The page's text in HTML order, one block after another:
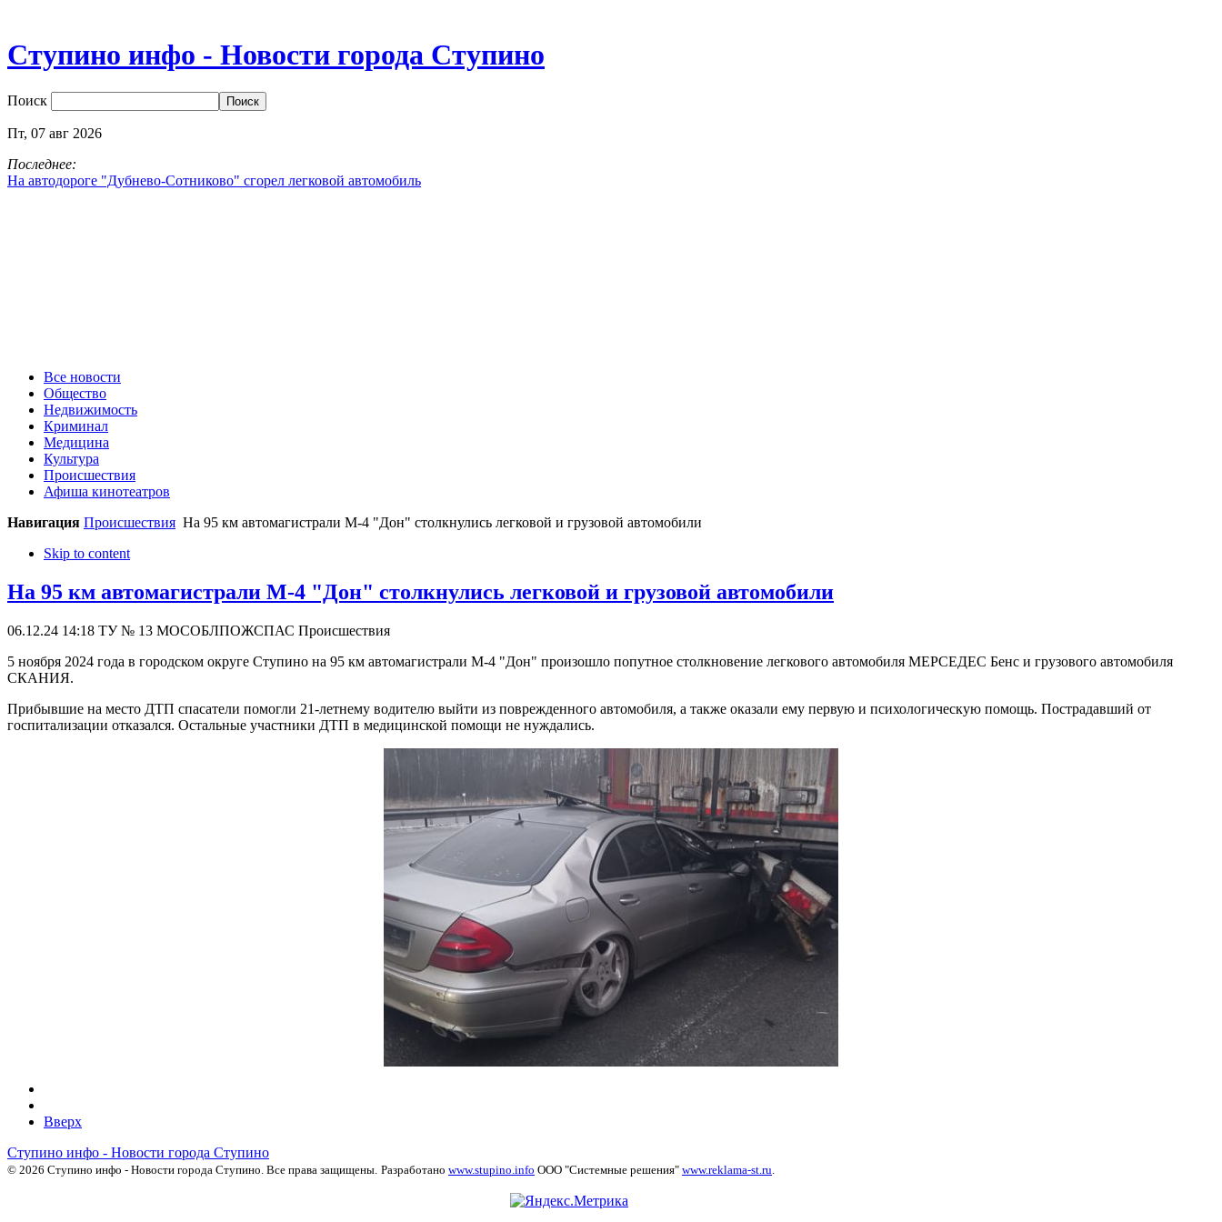
Ступино инфо - Новости города Ступино
Поиск
Пт, 07 авг 2026
Последнее:
На автодороге "Дубнево‑Сотниково" сгорел легковой автомобиль
Все новости
Общество
Недвижимость
Криминал
Медицина
Культура
Происшествия
Афиша кинотеатров
Навигация Происшествия На 95 км автомагистрали М-4 "Дон" столкнулись легковой и грузовой автомобили
Skip to content
На 95 км автомагистрали М-4 "Дон" столкнулись легковой и грузовой автомобили
06.12.24 14:18 ТУ № 13 МОСОБЛПОЖСПАС Происшествия
5 ноября 2024 года в городском округе Ступино на 95 км автомагистрали М-4 "Дон" произошло попутное столкновение легкового автомобиля МЕРСЕДЕС Бенс и грузового автомобиля
СКАНИЯ.
Прибывшие на место ДТП спасатели помогли 21-летнему водителю выйти из поврежденного автомобиля, а также оказали ему первую и психологическую помощь. Пострадавший от
госпитализации отказался. Остальные участники ДТП в медицинской помощи не нуждались.
Вверх
Ступино инфо - Новости города Ступино
© 2026 Ступино инфо - Новости города Ступино. Все права защищены. Разработано www.stupino.info ООО "Системные решения" www.reklama-st.ru